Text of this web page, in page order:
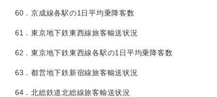
60．京成線各駅の1日平均乗降客数
61．東京地下鉄東西線旅客輸送状況
62．東京地下鉄東西線各駅の1日平均乗降客数
63．都営地下鉄新宿線旅客輸送状況
64．北総鉄道北総線旅客輸送状況